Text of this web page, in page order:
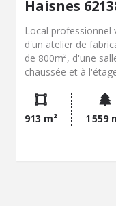
Haisnes
Local professionnel
d'un atelier de
de 800m², d'une
chaussée et à
mensuel de 3650€.
auxquels ce bien
Géorisques : www.
913 m² 1 559